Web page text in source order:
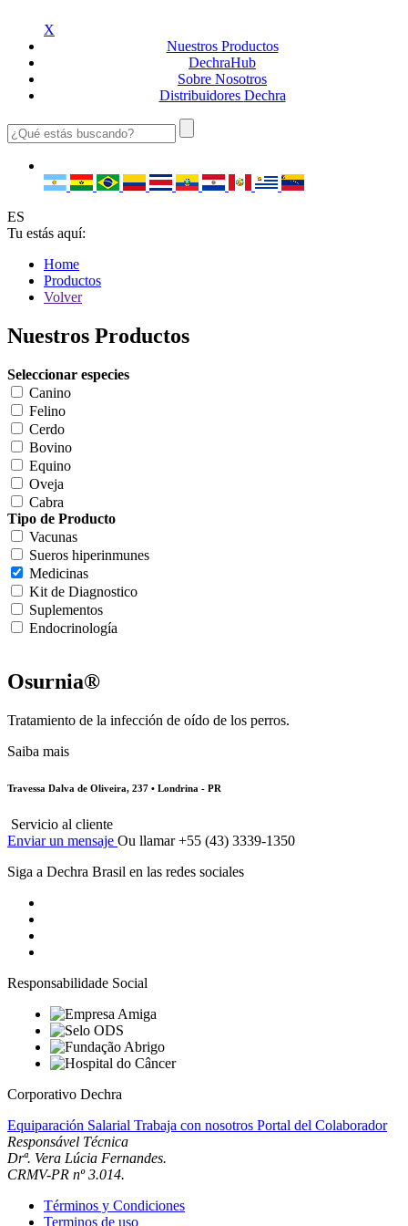
X
Nuestros Productos
DechraHub
Sobre Nosotros
Distribuidores Dechra
ES
Tu estás aquí:
Home
Productos
Volver
Nuestros Productos
Seleccionar especies
Canino
Felino
Cerdo
Bovino
Equino
Oveja
Cabra
Tipo de Producto
Vacunas
Sueros hiperinmunes
Medicinas
Kit de Diagnostico
Suplementos
Endocrinología
Osurnia®
Tratamiento de la infección de oído de los perros.
Saiba mais
Travessa Dalva de Oliveira, 237 • Londrina - PR
Servicio al cliente
Enviar un mensaje Ou llamar +55 (43) 3339-1350
Siga a Dechra Brasil en las redes sociales
Responsabilidade Social
Corporativo Dechra
Equiparación Salarial Trabaja con nosotros Portal del Colaborador
Responsável Técnica
Drª. Vera Lúcia Fernandes.
CRMV-PR nº 3.014.
Términos y Condiciones
Terminos de uso